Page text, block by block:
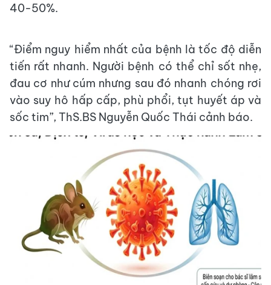
40-50%.
“Điểm nguy hiểm nhất của bệnh là tốc độ diễn
tiến rất nhanh. Người bệnh có thể chỉ sốt nhẹ,
đau cơ như cúm nhưng sau đó nhanh chóng rơi
vào suy hô hấp cấp, phù phổi, tụt huyết áp và
sốc tim”, ThS.BS Nguyễn Quốc Thái cảnh báo.